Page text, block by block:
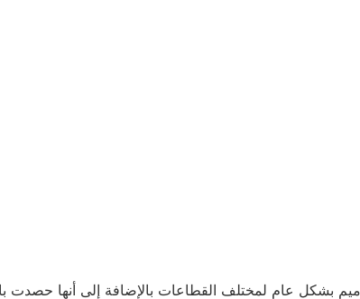
بشكل عام لمختلف القطاعات بالإضافة إلى أنها حصدت